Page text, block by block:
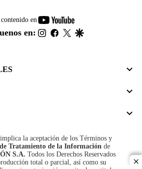
en
youtube-
footer
en: instagram
facebook
twitter
la aceptación de los Términos y
Tratamiento de la Información de
S.A. Todos los Derechos Reservados
total o parcial, así como su